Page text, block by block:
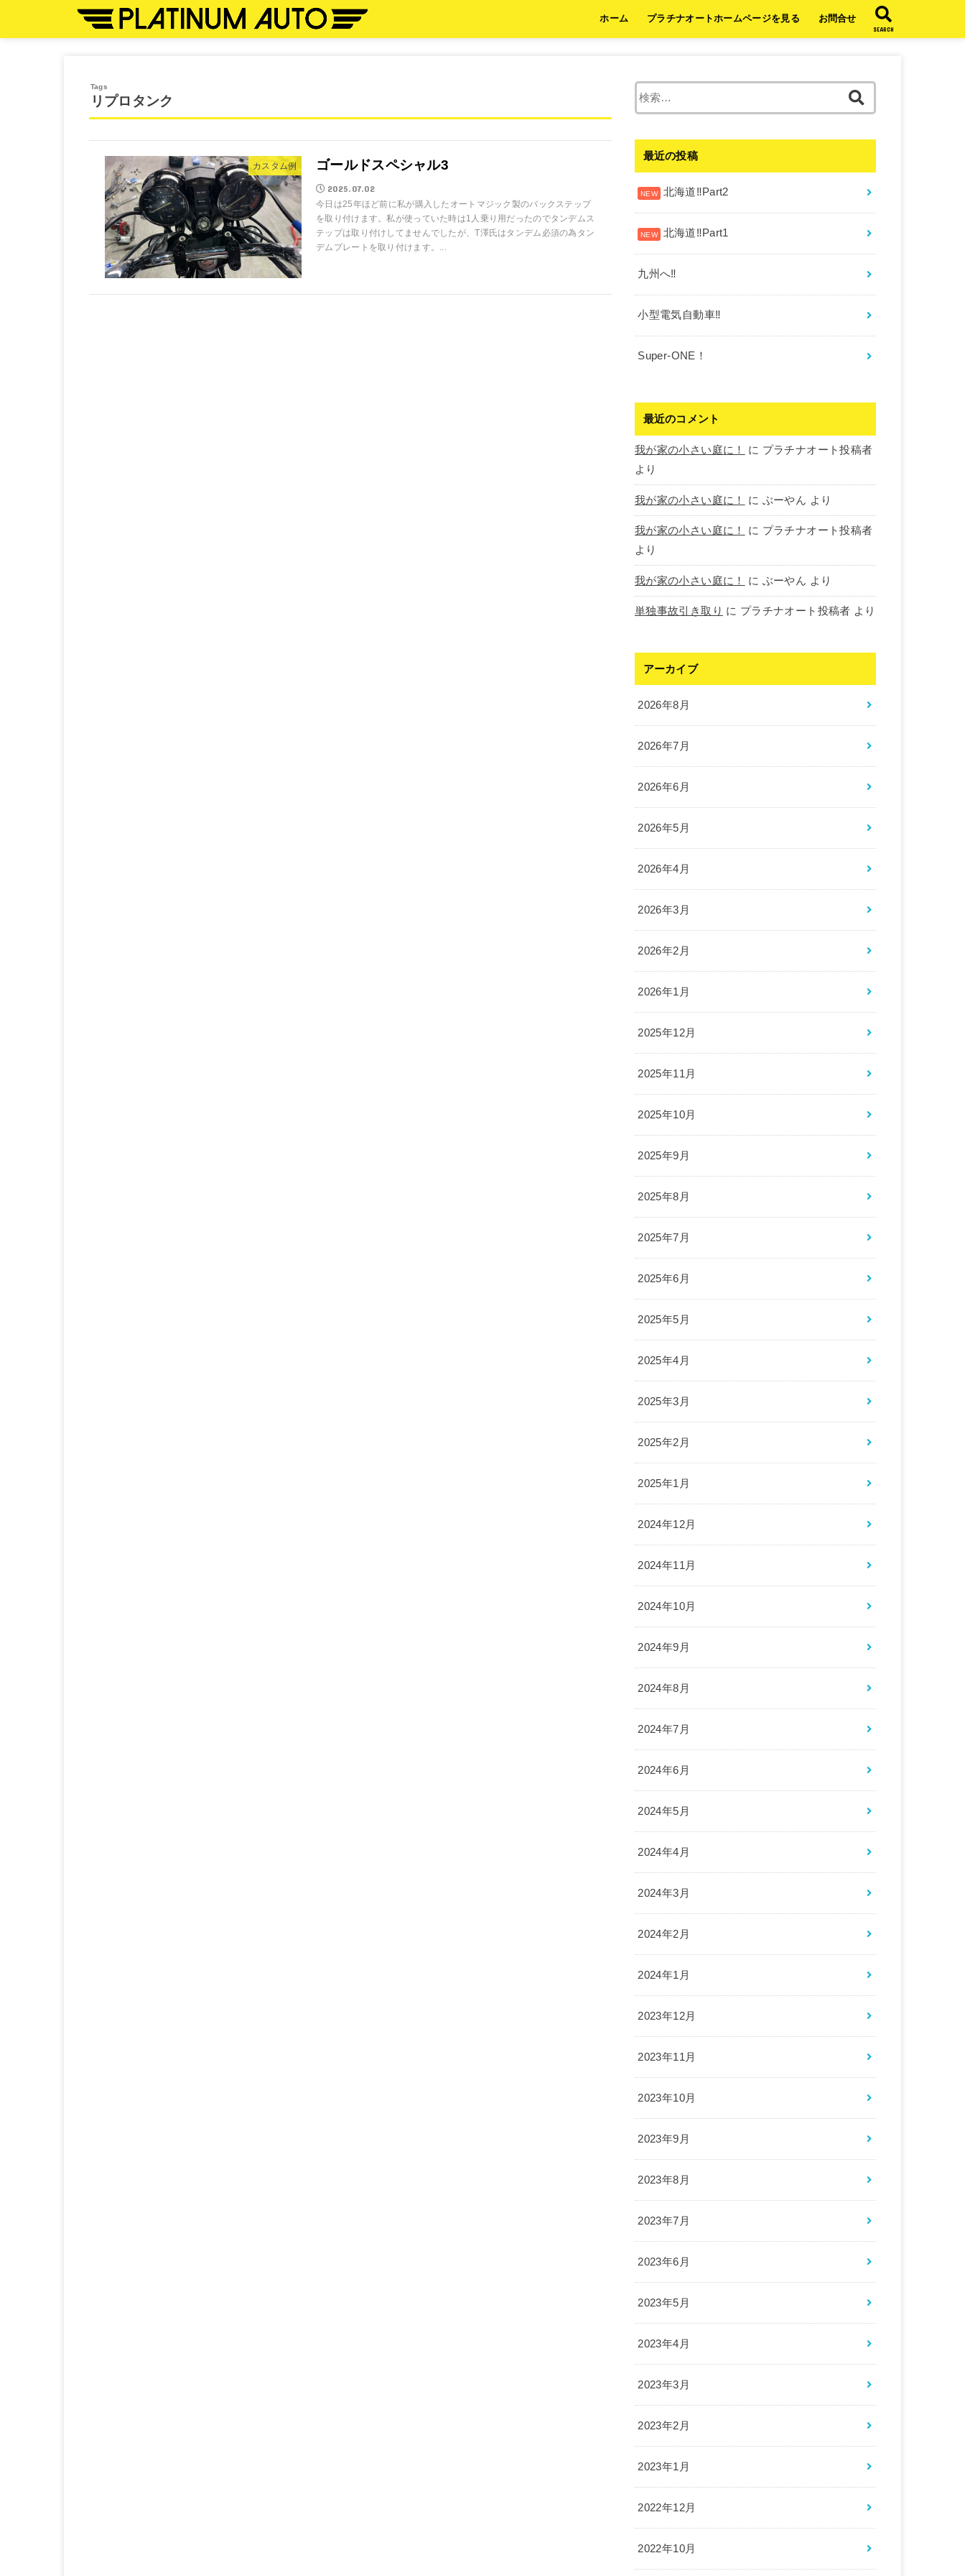
ホーム プラチナオートホームページを見る お問合せ
SEARCH
リプロタンク
カスタム例 ゴールドスペシャル3
2025.07.02
今日は25年ほど前に私が購入したオートマジック製のバックステップ
を取り付けます。私が使っていた時は1人乗り用だったのでタンデムス
テップは取り付けしてませんでしたが、T澤氏はタンデム必須の為タン
デムプレートを取り付けます。...
最近の投稿
北海道‼︎Part2
北海道‼︎Part1
九州へ‼︎
小型電気自動車‼︎
Super-ONE！
最近のコメント
我が家の小さい庭に！ に プラチナオート投稿者
より
我が家の小さい庭に！ に ぶーやん より
我が家の小さい庭に！ に プラチナオート投稿者
より
我が家の小さい庭に！ に ぶーやん より
単独事故引き取り に プラチナオート投稿者 より
アーカイブ
2026年8月
2026年7月
2026年6月
2026年5月
2026年4月
2026年3月
2026年2月
2026年1月
2025年12月
2025年11月
2025年10月
2025年9月
2025年8月
2025年7月
2025年6月
2025年5月
2025年4月
2025年3月
2025年2月
2025年1月
2024年12月
2024年11月
2024年10月
2024年9月
2024年8月
2024年7月
2024年6月
2024年5月
2024年4月
2024年3月
2024年2月
2024年1月
2023年12月
2023年11月
2023年10月
2023年9月
2023年8月
2023年7月
2023年6月
2023年5月
2023年4月
2023年3月
2023年2月
2023年1月
2022年12月
2022年10月